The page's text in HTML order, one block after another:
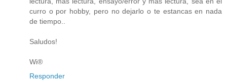
curro o por hobby, pero no dejarlo o te estancas en nada
de tiempo..
Saludos!
Wi®
Responder